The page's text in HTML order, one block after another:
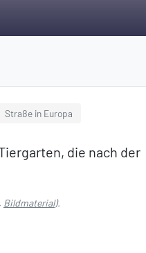
Straße in Europa
die nach der
, Bildmaterial).